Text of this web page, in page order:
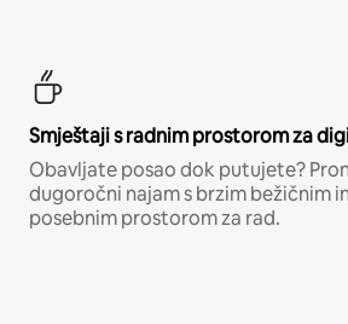
Smještaji s radnim prostorom za
Obavljate posao dok putujete?
dugoročni najam s brzim bežičnim
posebnim prostorom za rad.